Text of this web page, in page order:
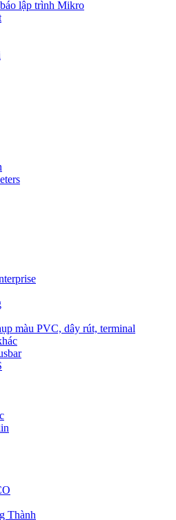
lập trình Mikro
màu PVC, dây rút, terminal
Thành